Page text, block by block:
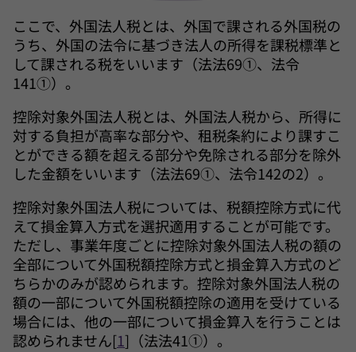
ここで、外国法人税とは、外国で課される外国税の
うち、外国の法令に基づき法人の所得を課税標準と
して課される税をいいます（法法69①、法令
141①）。
控除対象外国法人税とは、外国法人税から、所得に
対する負担が高率な部分や、租税条約により課すこ
とができる額を超える部分や免除される部分を除外
した金額をいいます（法法69①、法令142の2）。
控除対象外国法人税については、税額控除方式に代
えて損金算入方式を選択適用することが可能です。
ただし、事業年度ごとに控除対象外国法人税の額の
全部について外国税額控除方式と損金算入方式のど
ちらかのみが認められます。控除対象外国法人税の
額の一部について外国税額控除の適用を受けている
場合には、他の一部について損金算入を行うことは
認められません[1]（法法41①）。